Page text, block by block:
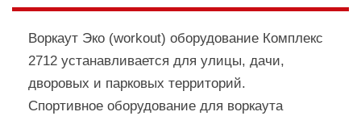
Воркаут Эко (workout) оборудование Комплекс
2712 устанавливается для улицы, дачи,
дворовых и парковых территорий.
Cпортивное оборудование для воркаута